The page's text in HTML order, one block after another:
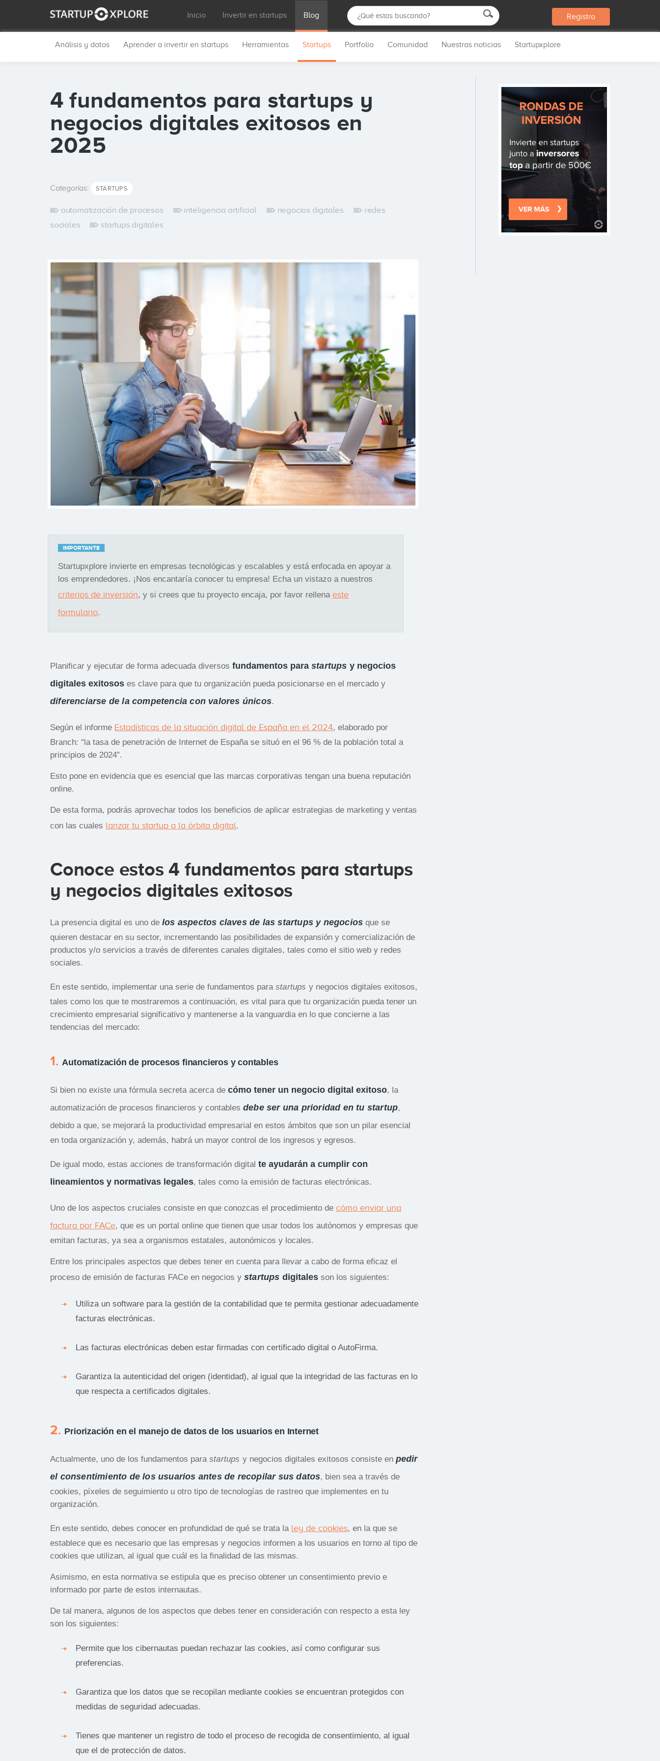
Inicio Invertir en startups Blog Registro
Análisis y datos Aprender a invertir en startups Herramientas Startups Portfolio Comunidad Nuestras noticias Startupxplore
4 fundamentos para startups y
negocios digitales exitosos en
2025
Categorías: STARTUPS
automatización de procesos inteligencia artificial negocios digitales
redes
sociales
startups digitales
IMPORTANTE
Startupxplore invierte en empresas tecnológicas y escalables y está enfocada en apoyar a
los emprendedores. ¡Nos encantaría conocer tu empresa! Echa un vistazo a nuestros
criterios de inversión, y si crees que tu proyecto encaja, por favor rellena este
formulario.
Planificar y ejecutar de forma adecuada diversos fundamentos para startups y negocios
digitales exitosos es clave para que tu organización pueda posicionarse en el mercado y
diferenciarse de la competencia con valores únicos.
Según el informe Estadísticas de la situación digital de España en el 2024, elaborado por
Branch: “la tasa de penetración de Internet de España se situó en el 96 % de la población total a
principios de 2024”.
Esto pone en evidencia que es esencial que las marcas corporativas tengan una buena reputación
online.
De esta forma, podrás aprovechar todos los beneficios de aplicar estrategias de marketing y ventas
con las cuales lanzar tu startup a la órbita digital.
Conoce estos 4 fundamentos para startups
y negocios digitales exitosos
La presencia digital es uno de los aspectos claves de las startups y negocios que se
quieren destacar en su sector, incrementando las posibilidades de expansión y comercialización de
productos y/o servicios a través de diferentes canales digitales, tales como el sitio web y redes
sociales.
En este sentido, implementar una serie de fundamentos para startups y negocios digitales exitosos,
tales como los que te mostraremos a continuación, es vital para que tu organización pueda tener un
crecimiento empresarial significativo y mantenerse a la vanguardia en lo que concierne a las
tendencias del mercado:
1.Automatización de procesos financieros y contables
Si bien no existe una fórmula secreta acerca de cómo tener un negocio digital exitoso, la
automatización de procesos financieros y contables debe ser una prioridad en tu startup,
debido a que, se mejorará la productividad empresarial en estos ámbitos que son un pilar esencial
en toda organización y, además, habrá un mayor control de los ingresos y egresos.
De igual modo, estas acciones de transformación digital te ayudarán a cumplir con
lineamientos y normativas legales, tales como la emisión de facturas electrónicas.
Uno de los aspectos cruciales consiste en que conozcas el procedimiento de cómo enviar una
factura por FACe, que es un portal online que tienen que usar todos los autónomos y empresas que
emitan facturas, ya sea a organismos estatales, autonómicos y locales.
Entre los principales aspectos que debes tener en cuenta para llevar a cabo de forma eficaz el
proceso de emisión de facturas FACe en negocios y startups digitalesson los siguientes:
Utiliza un software para la gestión de la contabilidad que te permita gestionar adecuadamente
facturas electrónicas.
Las facturas electrónicas deben estar firmadas con certificado digital o AutoFirma.
Garantiza la autenticidad del origen (identidad), al igual que la integridad de las facturas en lo
que respecta a certificados digitales.
2. Priorización en el manejo de datos de los usuarios en Internet
Actualmente, uno de los fundamentos para startups y negocios digitales exitosos consiste en pedir
el consentimiento de los usuarios antes de recopilar sus datos, bien sea a través de
cookies, píxeles de seguimiento u otro tipo de tecnologías de rastreo que implementes en tu
organización.
En este sentido, debes conocer en profundidad de qué se trata la ley de cookies, en la que se
establece que es necesario que las empresas y negocios informen a los usuarios en torno al tipo de
cookies que utilizan, al igual que cuál es la finalidad de las mismas.
Asimismo, en esta normativa se estipula que es preciso obtener un consentimiento previo e
informado por parte de estos internautas.
De tal manera, algunos de los aspectos que debes tener en consideración con respecto a esta ley
son los siguientes:
Permite que los cibernautas puedan rechazar las cookies, así como configurar sus
preferencias.
Garantiza que los datos que se recopilan mediante cookies se encuentran protegidos con
medidas de seguridad adecuadas.
Tienes que mantener un registro de todo el proceso de recogida de consentimiento, al igual
que el de protección de datos.